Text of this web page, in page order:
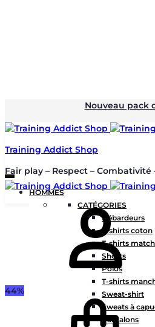
Nouveau pack
Training Addict Shop
Fair play – Respect –
HOMMES
CATÉGORIES
Débardeurs
T-shirts coton
T-shirts
Shorts
Polos
T-shirts
Sweat-shirt
Sweats à
Pantalons
44%